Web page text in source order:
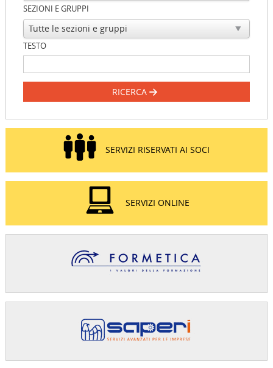
SEZIONI E GRUPPI
TESTO
RICERCA
SERVIZI RISERVATI AI SOCI
SERVIZI ONLINE